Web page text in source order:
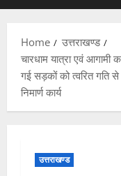
Home
उत्तराखण्ड
चारधाम यात्रा एवं आगामी
गई सड़कों को त्वरित गति
निमार्ण कार्य
उत्तराखण्ड